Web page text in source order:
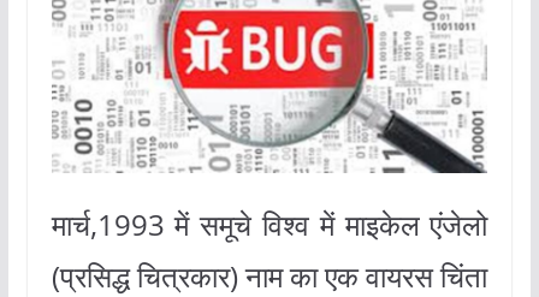
मार्च,1993 में समूचे विश्व में माइकेल एंजेलो
(प्रसिद्ध चित्रकार) नाम का एक वायरस चिंता